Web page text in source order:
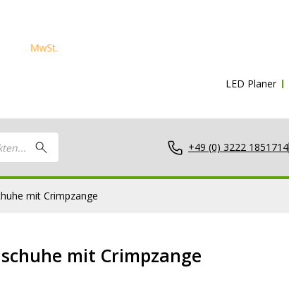
LED Planer
+49 (0) 3222 1851714
mit Crimpzange
mit Crimpzange